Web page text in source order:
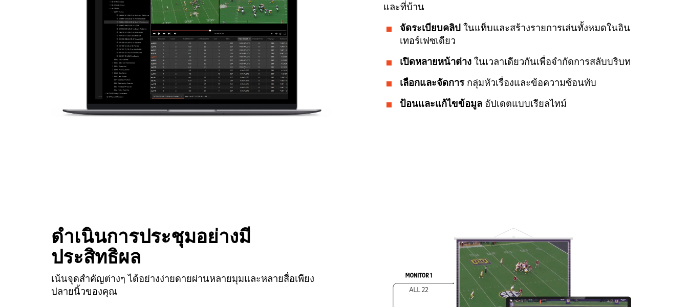
และที่บ้าน
จัดระเบียบคลิป ในแท็บและสร้างรายการเล่นทั้งหมดในอิน
เทอร์เฟซเดียว
เปิดหลายหน้าต่าง ในเวลาเดียวกันเพื่อจำกัดการสลับบริบท
เลือกและจัดการกลุ่มหัวเรื่องและข้อความซ้อนทับ
ป้อนและแก้ไขข้อมูล อัปเดตแบบเรียลไทม์
ดำเนินการประชุมอย่างมี
ประสิทธิผล
เน้นจุดสำคัญต่างๆ ได้อย่างง่ายดายผ่านหลายมุมและหลายสื่อเพียง
ปลายนิ้วของคุณ